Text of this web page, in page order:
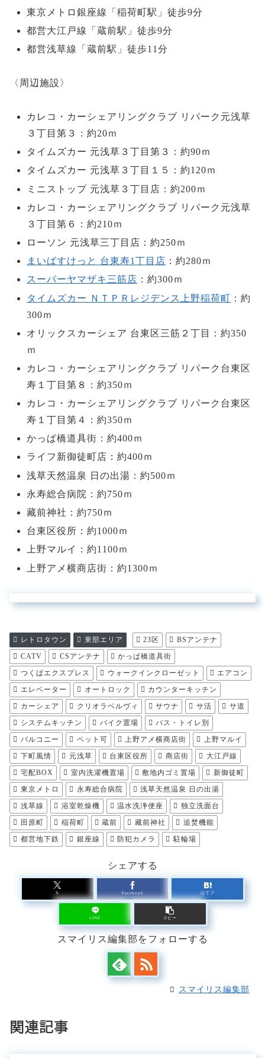
東京メトロ銀座線「稲荷町駅」徒歩9分
都営大江戸線「蔵前駅」徒歩9分
都営浅草線「蔵前駅」徒歩11分
〈周辺施設〉
カレコ・カーシェアリングクラブ リパーク元浅草
３丁目第３：約20ｍ
タイムズカー 元浅草３丁目第３：約90ｍ
タイムズカー 元浅草３丁目１５：約120ｍ
ミニストップ 元浅草３丁目店：約200ｍ
カレコ・カーシェアリングクラブ リパーク元浅草
３丁目第６：約210ｍ
ローソン 元浅草三丁目店：約250ｍ
まいばすけっと 台東寿1丁目店 ：約280ｍ
スーパーヤマザキ三筋店 ：約300ｍ
タイムズカー ＮＴＰＲレジデンス上野稲荷町 ：約
300ｍ
オリックスカーシェア 台東区三筋２丁目：約350
ｍ
カレコ・カーシェアリングクラブ リパーク台東区
寿１丁目第８：約350ｍ
カレコ・カーシェアリングクラブ リパーク台東区
寿１丁目第４：約350ｍ
かっぱ橋道具街：約400ｍ
ライフ新御徒町店：約400ｍ
浅草天然温泉 日の出湯：約500ｍ
永寿総合病院：約750ｍ
藏前神社：約750ｍ
台東区役所：約1000ｍ
上野マルイ：約1100ｍ
上野アメ横商店街：約1300ｍ
レトロタウン 東部エリア 23区
BSアンテナ
CATV
CSアンテナ
かっぱ橋道具街
つくばエクスプレス
ウォークインクローゼット
エアコン
エレベーター
オートロック
カウンターキッチン
カーシェア
クリオラベルヴィ サウナ サ活
サ道
システムキッチン
バイク置場
バス・トイレ別
バルコニー
ペット可 上野アメ横商店街
上野マルイ
下町風情
元浅草 台東区役所 商店街
大江戸線
宅配BOX
室内洗濯機置場 敷地内ゴミ置場
新御徒町
東京メトロ
永寿総合病院
浅草天然温泉 日の出湯
浅草線
浴室乾燥機 温水洗浄便座
独立洗面台
田原町
稲荷町 蔵前 藏前神社
追焚機能
都営地下鉄
銀座線 防犯カメラ 駐輪場
シェアする
X Facebook はてブ
LINE コピー
スマイリス編集部をフォローする
スマイリス編集部
関連記事